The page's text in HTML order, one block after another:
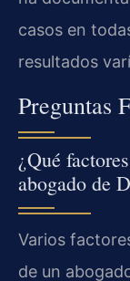
casos en
resultados
Preguntas
¿Qué
abogado de
Varios
de un